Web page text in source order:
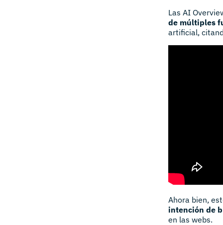
Las AI
de múltiples
artificial,
Ahora bien,
intención de
en las webs.